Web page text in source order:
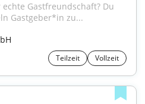
Gastfreundschaft? Du
Gastgeber*in zu...
Teilzeit Vollzeit